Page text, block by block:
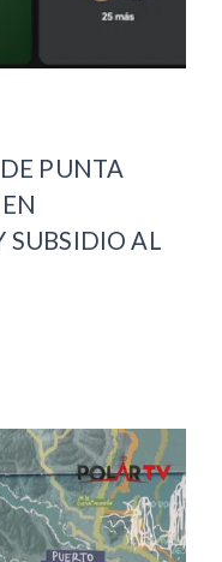
PUNTA
SUBSIDIO AL